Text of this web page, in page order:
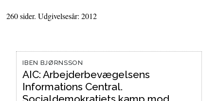
260 sider. Udgivelsesår: 2012
IBEN BJØRNSSON
AIC: Arbejderbevægelsens
Informations Central.